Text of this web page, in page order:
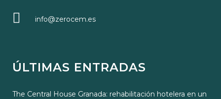
info@zerocem.es
ÚLTIMAS ENTRADAS
The Central House Granada: rehabilitación hotelera en un